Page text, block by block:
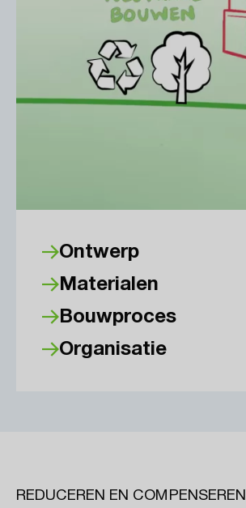
Ontwerp
Materialen
Bouwproces
Organisatie
REDUCEREN EN COMPENSEREN